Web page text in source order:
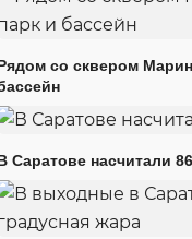
со сквером
Саратове насчитали